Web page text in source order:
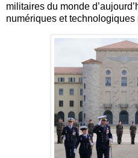
militaires du monde
numériques et technologiques